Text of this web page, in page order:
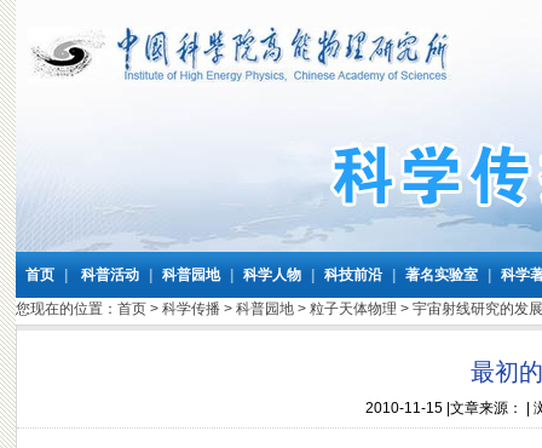
首页 科普活动 科普园地 科学人物 科技前沿 著名实验室
科学
您现在的位置： 首页> 科学传播> 科普园地> 粒子天体物理 > 宇宙射线研究的发展
最初
2010-11-15 |文章来源： |